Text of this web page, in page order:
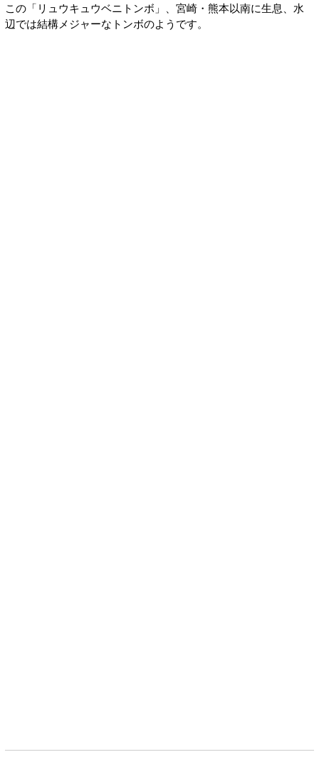
この「リュウキュウベニトンボ」、宮崎・熊本以南に生息、水
辺では結構メジャーなトンボのようです。